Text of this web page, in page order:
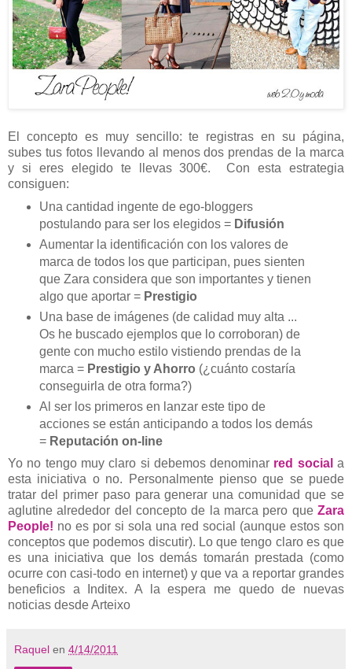
El concepto es muy sencillo: te registras en su página,
subes tus fotos llevando al menos dos prendas de la marca
y si eres elegido te llevas 300€. Con esta estrategia
consiguen:
Una cantidad ingente de ego-bloggers
postulando para ser los elegidos = Difusión
Aumentar la identificación con los valores de
marca de todos los que participan, pues sienten
que Zara considera que son importantes y tienen
algo que aportar = Prestigio
Una base de imágenes (de calidad muy alta ...
Os he buscado ejemplos que lo corroboran) de
gente con mucho estilo vistiendo prendas de la
marca = Prestigio y Ahorro (¿cuánto costaría
conseguirla de otra forma?)
Al ser los primeros en lanzar este tipo de
acciones se están anticipando a todos los demás
= Reputación on-line
Yo no tengo muy claro si debemos denominar red social a
esta iniciativa o no. Personalmente pienso que se puede
tratar del primer paso para generar una comunidad que se
aglutine alrededor del concepto de la marca pero que Zara
People! no es por si sola una red social (aunque estos son
conceptos que podemos discutir). Lo que tengo claro es que
es una iniciativa que los demás tomarán prestada (como
ocurre con casi-todo en internet) y que va a reportar grandes
beneficios a Inditex. A la espera me quedo de nuevas
noticias desde Arteixo
Raquel en 4/14/2011